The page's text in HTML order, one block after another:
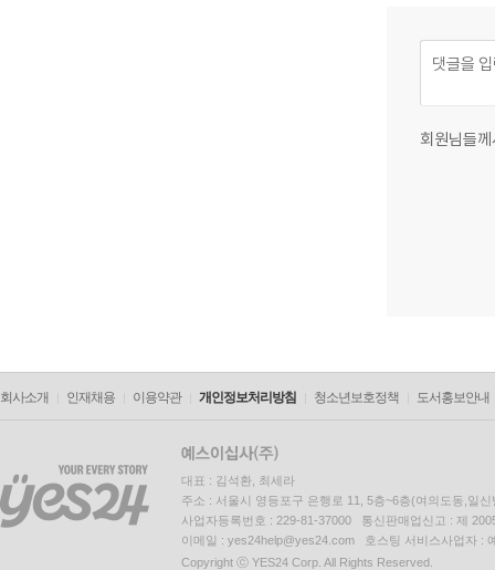
회원님들
회사소개 인재채용 이용약관 개인정보처리방침 청소년보호정책 도서홍보안내
대표 : 김석환, 최세라
주소 : 서울시 영등포구 은행로 11, 5층~6층(여의도동,일신
사업자등록번호 : 229-81-37000 통신판매업신고 : 제
이메일 : yes24help@yes24.com 호스팅 서비스사업자 :
Copyright ⓒ YES24 Corp. All Rights Reserved.